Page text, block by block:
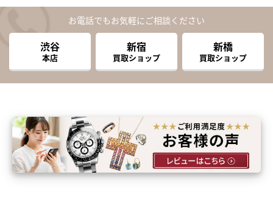
お電話でもお気軽にご相談ください
渋谷
本店
新宿
買取ショップ
新橋
買取ショップ